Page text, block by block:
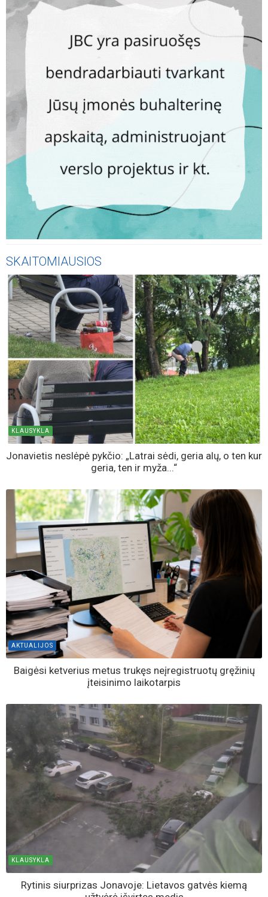
SKAITOMIAUSIOS
KLAUSYKLA
Jonavietis neslėpė pykčio: „Latrai sėdi, geria alų, o ten kur
geria, ten ir myža...“
AKTUALIJOS
Baigėsi ketverius metus trukęs neįregistruotų gręžinių
įteisinimo laikotarpis
KLAUSYKLA
Rytinis siurprizas Jonavoje: Lietavos gatvės kiemą